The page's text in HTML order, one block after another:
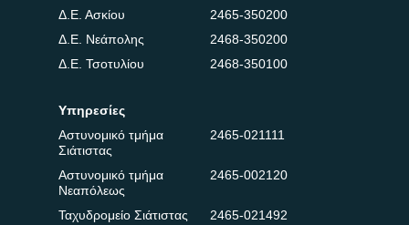
Δ.Ε. Ασκίου
2465-350200
Δ.Ε. Νεάπολης
2468-350200
Δ.Ε. Τσοτυλίου
2468-350100
Υπηρεσίες
Αστυνομικό τμήμα
Σιάτιστας
2465-021111
Αστυνομικό τμήμα
Νεαπόλεως
2465-002120
Ταχυδρομείο Σιάτιστας
2465-021492